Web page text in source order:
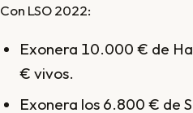
Con LSO 2022:
Exonera 10.000 € de
€ vivos.
Exonera los 6.800 € de